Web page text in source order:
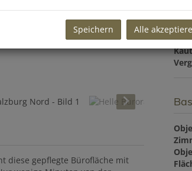
diese gepflegte Bürofläche mit
USt.
Speichern Alle